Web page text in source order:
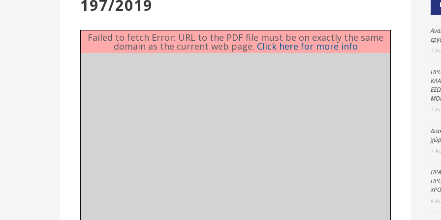
Επιτροπή
Ενότητες
Δημοτική
αστυνομία
197/2019
Failed to fetch Error: URL to the PDF file must be on exactly the same
domain as the current web page. Click here for more info 7
7
7
6